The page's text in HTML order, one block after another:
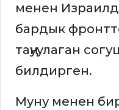
менен
бардык
таңуулаган
билдирген.
Муну менен